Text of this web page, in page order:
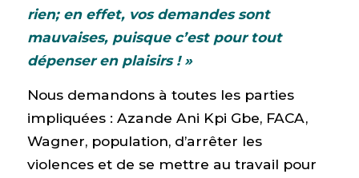
rien; en effet, vos demandes sont
mauvaises, puisque c’est pour tout
dépenser en plaisirs ! »
Nous demandons à toutes les parties
impliquées : Azande Ani Kpi Gbe, FACA,
Wagner, population, d’arrêter les
violences et de se mettre au travail pour